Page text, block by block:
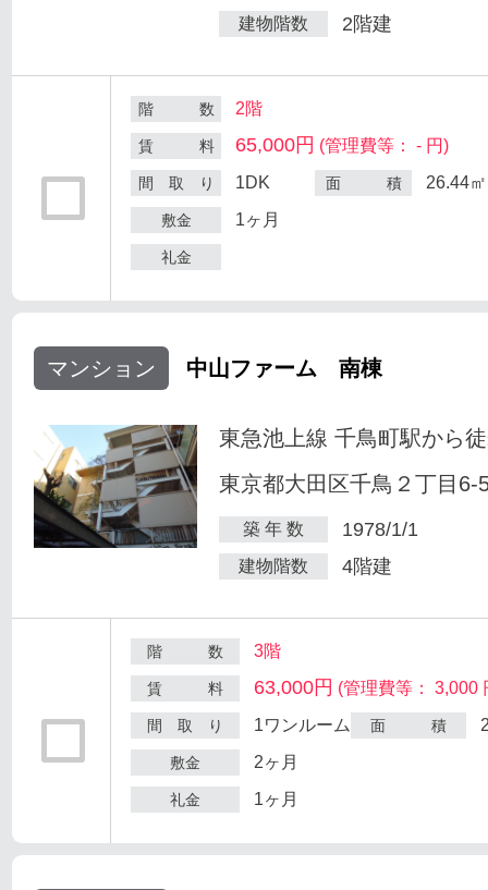
建物階数 2階建
階 数 2階
賃 料 65,000円 (管理費等： - 円)
間 取 り 1DK 面 積 26.44㎡
敷金 1ヶ月
礼金
マンション 中山ファーム 南棟
東急池上線 千鳥町駅から
東京都大田区千鳥２丁目6-
築 年 数 1978/1/1
建物階数 4階建
階 数 3階
賃 料 63,000円 (管理費等： 3,000
間 取 り 1ワンルーム 面 積
敷金 2ヶ月
礼金 1ヶ月